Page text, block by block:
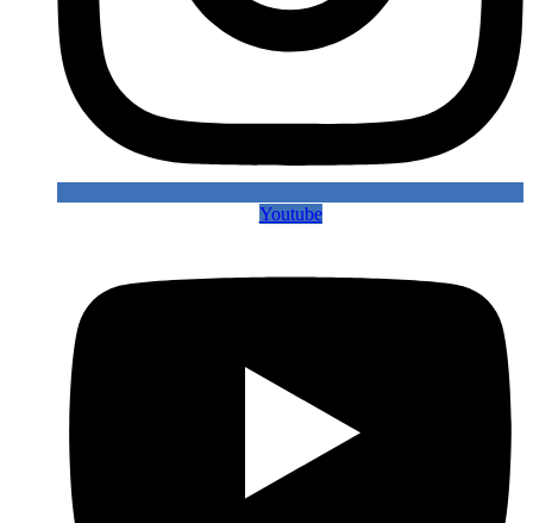
Youtube